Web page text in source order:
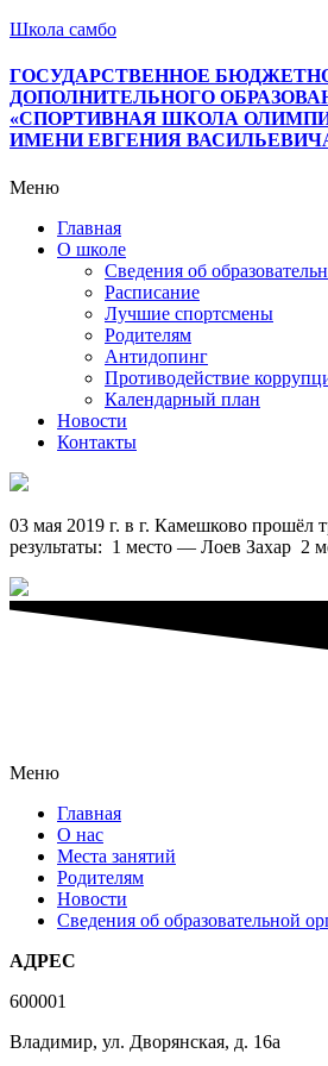
Школа самбо
ГОСУДАРСТВЕННОЕ
ДОПОЛНИТЕЛЬНОГО
«СПОРТИВНАЯ ШКОЛА
ИМЕНИ ЕВГЕНИЯ
Меню
Главная
О школе
Сведения об
Расписание
Лучшие спортсмены
Родителям
Антидопинг
Противодействие
Календарный план
Новости
Контакты
03 мая 2019 г. в г. Камешково
результаты: 1 место — Лоев Захар 2
Меню
Главная
О нас
Места занятий
Родителям
Новости
Сведения об образовательной
АДРЕС
600001
Владимир, ул. Дворянская, д. 16а